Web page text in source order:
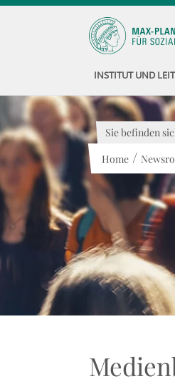
INSTITUT UND
Sie befinden
Home /